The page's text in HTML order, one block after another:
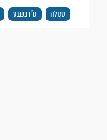
סגולה ט"ו בשבט